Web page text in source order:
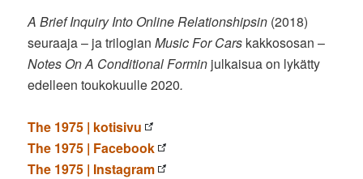
A Brief Inquiry Into Online Relationshipsin (2018)
seuraaja – ja trilogianMusic For Cars kakkososan –
Notes On A Conditional Formin julkaisua on lykätty
edelleen toukokuulle 2020.
The 1975 | kotisivu
The 1975 | Facebook
The 1975 | Instagram